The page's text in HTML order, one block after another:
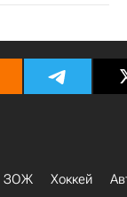
ЗОЖ Хоккей